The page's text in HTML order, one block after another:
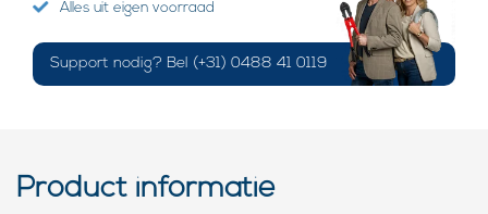
Alles uit eigen voorraad
Support nodig? Bel (+31) 0488 41 0119
Product informatie